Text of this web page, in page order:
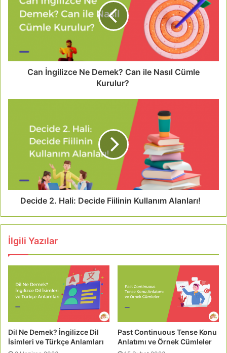
Can İngilizce Ne Demek? Can ile Nasıl Cümle
Kurulur?
Decide 2. Hali: Decide Fiilinin Kullanım Alanları!
İlgili Yazılar
Dil Ne Demek? İngilizce Dil
İsimleri ve Türkçe Anlamları
Past Continuous Tense Konu
Anlatımı ve Örnek Cümleler